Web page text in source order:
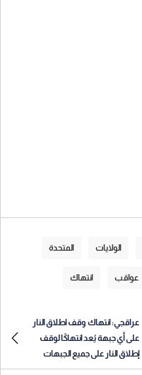
الولايات المتحدة
عواقب انتهاك
عراقجي: انتهاك وقف اطلاق النار
على أي جبهة يُعد انتهاكًا لوقف
إطلاق النار على جميع الجبهات